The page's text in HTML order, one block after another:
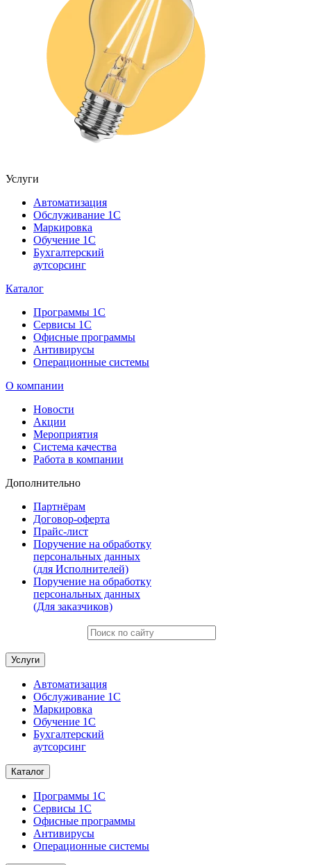
Услуги
Автоматизация
Обслуживание 1С
Маркировка
Обучение 1С
Бухгалтерский
аутсорсинг
Каталог
Программы 1С
Сервисы 1С
Офисные программы
Антивирусы
Операционные системы
О компании
Новости
Акции
Мероприятия
Система качества
Работа в компании
Дополнительно
Партнёрам
Договор-оферта
Прайс-лист
Поручение на обработку
персональных данных
(для Исполнителей)
Поручение на обработку
персональных данных
(Для заказчиков)
Услуги
Автоматизация
Обслуживание 1С
Маркировка
Обучение 1С
Бухгалтерский
аутсорсинг
Каталог
Программы 1С
Сервисы 1С
Офисные программы
Антивирусы
Операционные системы